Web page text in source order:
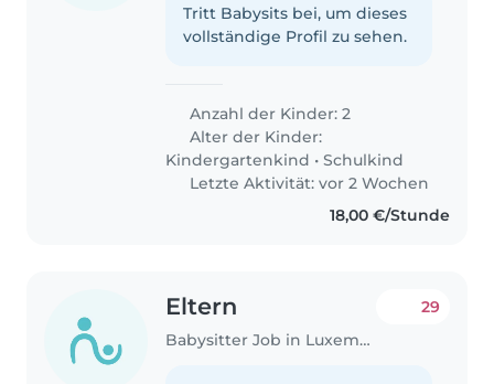
Tritt Babysits bei, um dieses
vollständige Profil zu sehen.
Anzahl der Kinder: 2
Alter der Kinder:
Kindergartenkind •Schulkind
Letzte Aktivität: vor 2 Wochen
18,00 €/Stunde
Eltern
Babysitter Job in Luxemburg
29